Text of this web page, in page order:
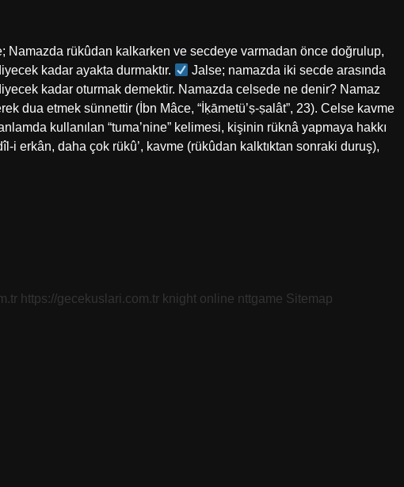
Namazda rükûdan kalkarken ve secdeye varmadan önce doğrulup,
kadar ayakta durmaktır.
Jalse; namazda iki secde arasında
kadar oturmak demektir. Namazda celsede ne denir? Namaz
kullanılan “tuma’nine” kelimesi, kişinin rüknâ yapmaya hakkı
i erkân, daha çok rükû’, kavme (rükûdan kalktıktan sonraki duruş),
https://gecekuslari.com.tr knight online nttgame Sitemap